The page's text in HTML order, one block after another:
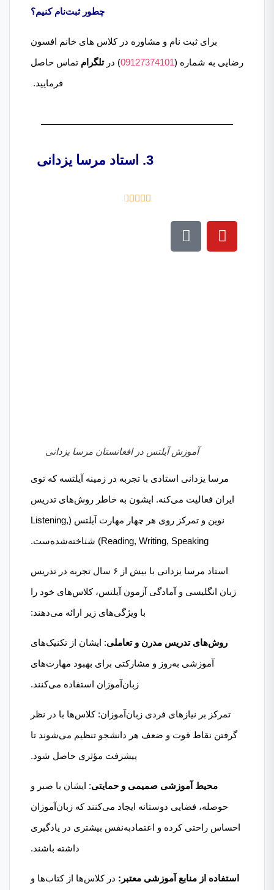
چطور ثبت‌نام کنیم؟
برای ثبت نام و مشاوره در کلاس های خانم افسون
رضایی به شماره (09127374101) درتلگرام تماس حاصل
فرمایید.
3. استاد مرسا یزدانی





آموزش آیلتس در افغانستان مرسا یزدانی
مرسا یزدانی استادی با تجربه در زمینه آیلتسه که توی
ایران فعالیت می‌کنه. ایشون به خاطر روش‌های تدریس
نوین و تمرکز روی هر چهار مهارت آیلتس (Listening,
Reading, Writing, Speaking) شناخته‌شده‌ست.
استاد مرسا یزدانی با بیش از ۶ سال تجربه در تدریس
زبان انگلیسی و آمادگی آزمون آیلتس، کلاس‌های خود را
با ویژگی‌های زیر ارائه می‌دهند:​
روش‌های تدریس مدرن و تعاملی: ایشان از تکنیک‌های
آموزشی به‌روز و مشارکتی برای بهبود مهارت‌های
زبان‌آموزان استفاده می‌کنند.​
تمرکز بر نیازهای فردی زبان‌آموزان: کلاس‌ها با در نظر
گرفتن نقاط قوت و ضعف هر دانشجو تنظیم می‌شوند تا
پیشرفت مؤثری حاصل شود.​
محیط آموزشی صمیمی و حمایتی: ایشان با صبر و
حوصله، فضایی دوستانه ایجاد می‌کنند که زبان‌آموزان
احساس راحتی کرده و اعتمادبه‌نفس بیشتری در یادگیری
داشته باشند.​
استفاده از منابع آموزشی معتبر: در کلاس‌ها از کتاب‌ها و